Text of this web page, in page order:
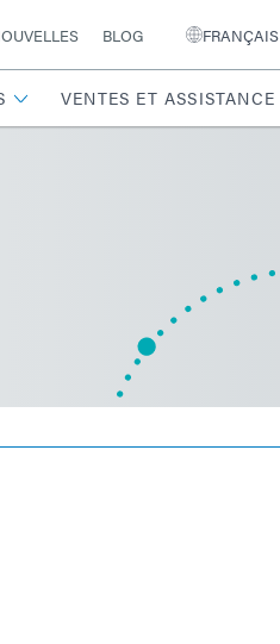
BLOG FRANÇAIS
VENTES ET ASSISTANCE